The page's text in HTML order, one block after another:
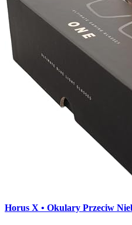
Horus X • Okulary Przeciw